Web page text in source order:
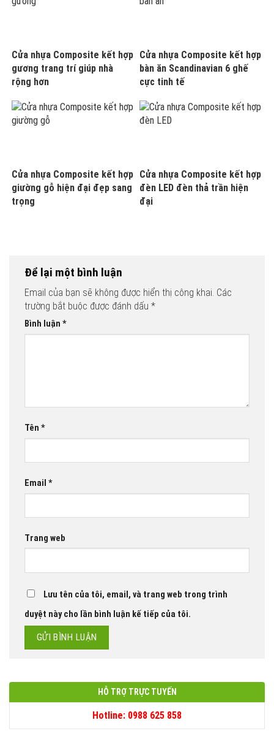
Cửa nhựa Composite kết hợp
gương trang trí giúp nhà
rộng hơn
Cửa nhựa Composite kết hợp
bàn ăn Scandinavian 6 ghế
cực tinh tế
Cửa nhựa Composite kết hợp
giường gỗ hiện đại đẹp sang
trọng
Cửa nhựa Composite kết hợp
đèn LED đèn thả trần hiện
đại
Để lại một bình luận
Email của bạn sẽ không được hiển thị công khai. Các
trường bắt buộc được đánh dấu *
Bình luận *
Tên *
Email *
Trang web
Lưu tên của tôi, email, và trang web trong trình
duyệt này cho lần bình luận kế tiếp của tôi.
HỖ TRỢ TRỰC TUYẾN
Hotline: 0988 625 858